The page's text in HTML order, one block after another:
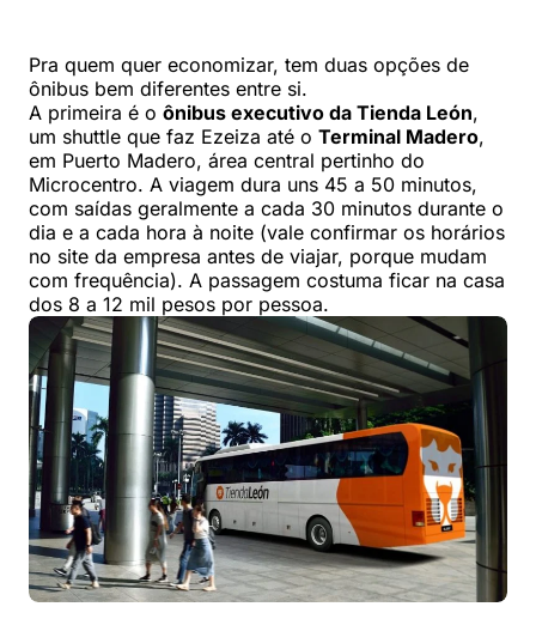
Pra quem quer economizar, tem duas opções de
ônibus bem diferentes entre si.
A primeira é o ônibus executivo da Tienda León,
um shuttle que faz Ezeiza até o Terminal Madero,
em Puerto Madero, área central pertinho do
Microcentro. A viagem dura uns 45 a 50 minutos,
com saídas geralmente a cada 30 minutos durante o
dia e a cada hora à noite (vale confirmar os horários
no site da empresa antes de viajar, porque mudam
com frequência). A passagem costuma ficar na casa
dos 8 a 12 mil pesos por pessoa.